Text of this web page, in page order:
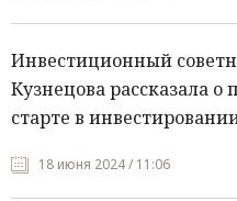
Инвестиционный
Кузнецова рассказала о
старте в
18 июня 2024 / 11:06